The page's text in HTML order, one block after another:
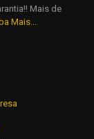
Mais de
Mais...